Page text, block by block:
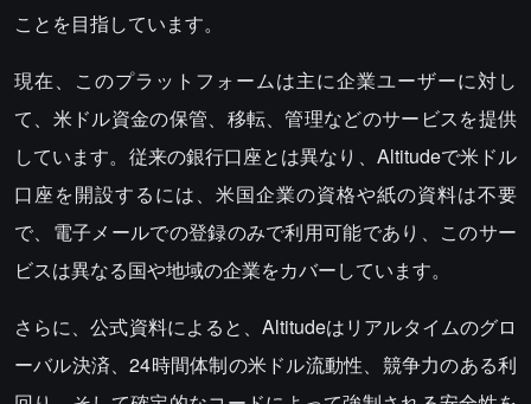
ことを目指しています。
現在、このプラットフォームは主に企業ユーザーに対し
て、米ドル資金の保管、移転、管理などのサービスを提供
しています。従来の銀行口座とは異なり、Altitudeで米ドル
口座を開設するには、米国企業の資格や紙の資料は不要
で、電子メールでの登録のみで利用可能であり、このサー
ビスは異なる国や地域の企業をカバーしています。
さらに、公式資料によると、Altitudeはリアルタイムのグロ
ーバル決済、24時間体制の米ドル流動性、競争力のある利